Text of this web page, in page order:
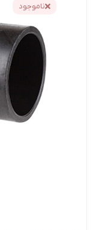
ناموجود